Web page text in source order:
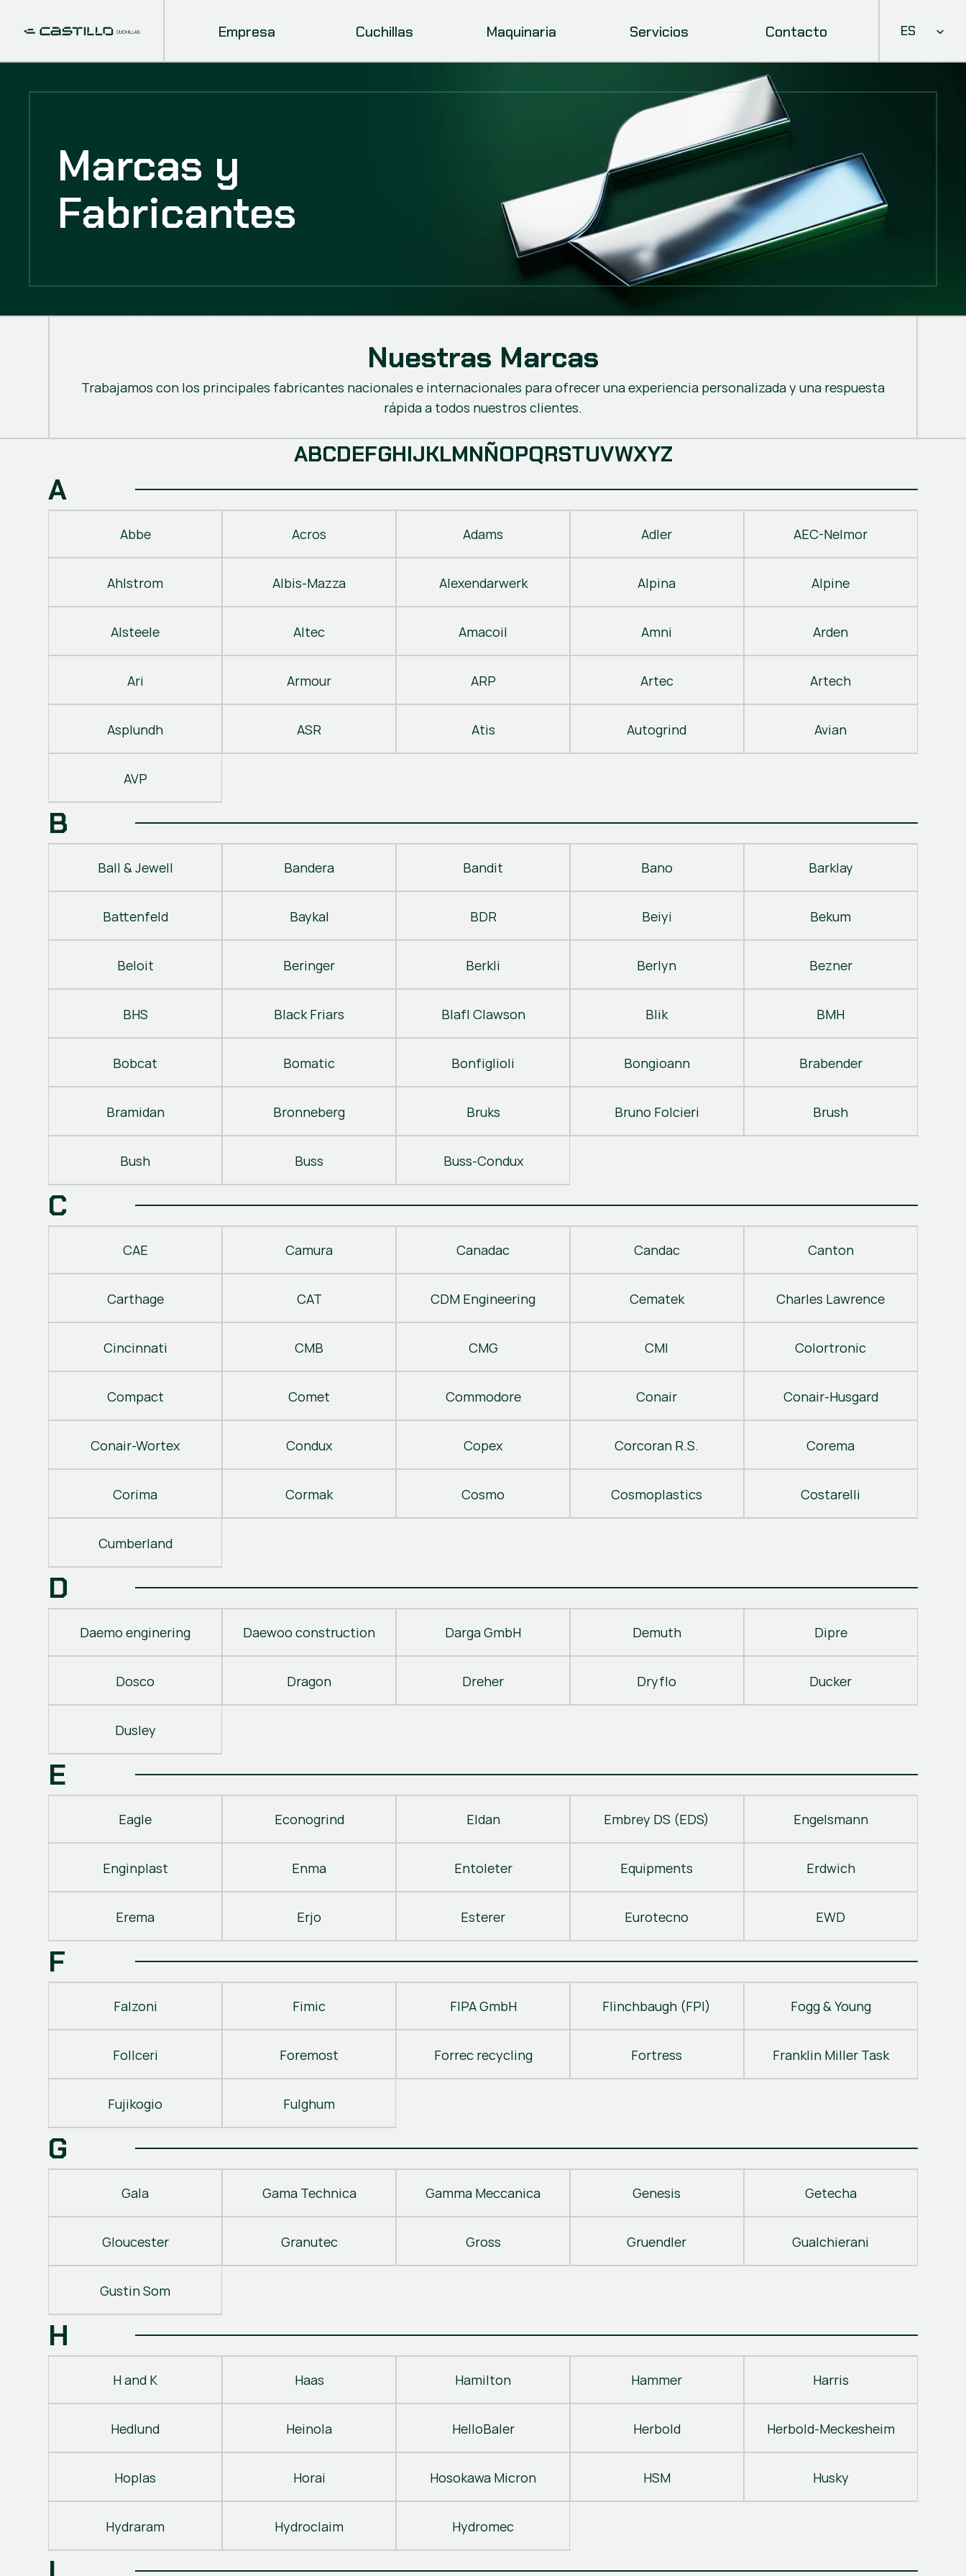
Empresa Cuchillas Maquinaria Servicios Contacto Select
ES
Marcas y
Fabricantes
Nuestras Marcas
Trabajamos con los principales fabricantes nacionales e internacionales para ofrecer una experiencia personalizada y una respuesta
rápida a todos nuestros clientes.
ABCDEFGHIJKLMNÑOPQRSTUVWXYZ
A
Abbe Acros Adams Adler AEC-Nelmor
Ahlstrom Albis-Mazza Alexendarwerk Alpina Alpine
Alsteele Altec Amacoil Amni Arden
Ari Armour ARP Artec Artech
Asplundh ASR Atis Autogrind Avian
AVP
B
Ball & Jewell Bandera Bandit Bano Barklay
Battenfeld Baykal BDR Beiyi Bekum
Beloit Beringer Berkli Berlyn Bezner
BHS Black Friars Blafl Clawson Blik BMH
Bobcat Bomatic Bonfiglioli Bongioann Brabender
Bramidan Bronneberg Bruks Bruno Folcieri Brush
Bush Buss Buss-Condux
C
CAE Camura Canadac Candac Canton
Carthage CAT CDM Engineering Cematek Charles Lawrence
Cincinnati CMB CMG CMI Colortronic
Compact Comet Commodore Conair Conair-Husgard
Conair-Wortex Condux Copex Corcoran R.S. Corema
Corima Cormak Cosmo Cosmoplastics Costarelli
Cumberland
D
Daemo enginering Daewoo construction Darga GmbH Demuth Dipre
Dosco Dragon Dreher Dryflo Ducker
Dusley
E
Eagle Econogrind Eldan Embrey DS (EDS) Engelsmann
Enginplast Enma Entoleter Equipments Erdwich
Erema Erjo Esterer Eurotecno EWD
F
Falzoni Fimic FIPA GmbH Flinchbaugh (FPI) Fogg & Young
Follceri Foremost Forrec recycling Fortress Franklin Miller Task
Fujikogio Fulghum
G
Gala Gama Technica Gamma Meccanica Genesis Getecha
Gloucester Granutec Gross Gruendler Gualchierani
Gustin Som
H
H and K Haas Hamilton Hammer Harris
Hedlund Heinola HelloBaler Herbold Herbold-Meckesheim
Hoplas Horai Hosokawa Micron HSM Husky
Hydraram Hydroclaim Hydromec